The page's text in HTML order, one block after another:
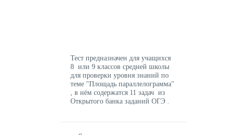
Тест предназначен для учащихся
8 или 9 классов средней школы
для проверки уровня знаний по
теме "Площадь параллелограмма"
, в нём содержатся 11 задач из
Открытого банка заданий ОГЭ .